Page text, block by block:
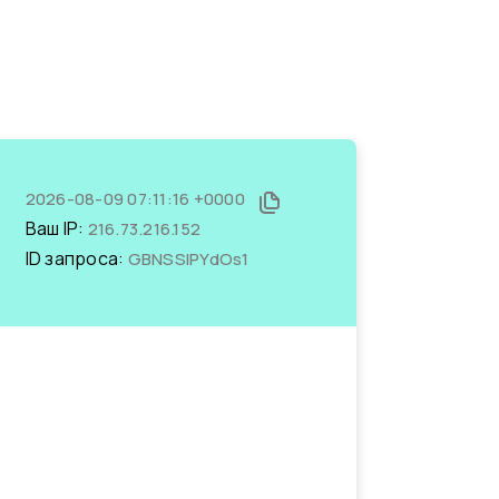
2026-08-09 07:11:16 +0000
Ваш IP: 216.73.216.152
ID запроса: GBNSSIPYdOs1